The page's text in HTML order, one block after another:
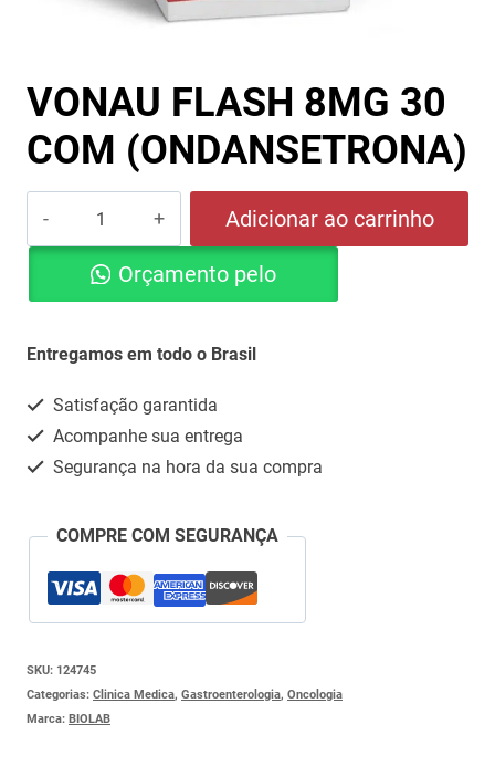
VONAU FLASH 8MG 30
COM (ONDANSETRONA)
FLASH
COM
quantidade
Adicionar ao carrinho
Orçamento pelo
Entregamos em todo o Brasil
Satisfação garantida
Acompanhe sua entrega
Segurança na hora da sua compra
COMPRE COM SEGURANÇA
SKU: 124745
Categorias: Clinica Medica, Gastroenterologia, Oncologia
Marca: BIOLAB